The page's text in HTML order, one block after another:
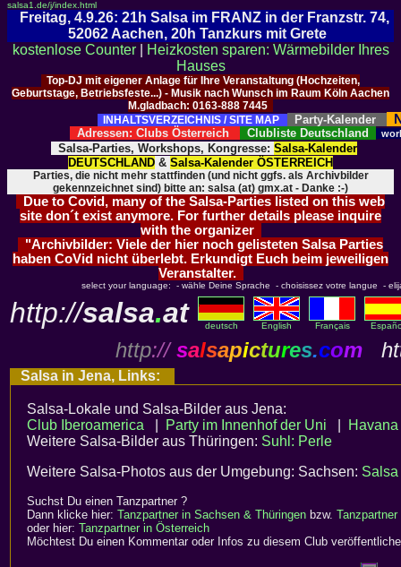
salsa1.de/j/index.html
Freitag, 4.9.26: 21h Salsa im FRANZ in der Franzstr. 74,
52062 Aachen, 20h Tanzkurs mit Grete
kostenlose Counter|
Heizkosten sparen: Wärmebilder Ihres
Hauses
Top-DJ mit eigener Anlage für Ihre Veranstaltung (Hochzeiten,
Geburtstage, Betriebsfeste...) - Musik nach Wunsch im Raum Köln Aachen
M.gladbach: 0163-888 7445
INHALTSVERZEICHNIS / SITE MAP
Party-Kalender
Adressen: Clubs Österreich Clubliste Deutschland
Salsa-Parties, Workshops, Kongresse: Salsa-Kalender
DEUTSCHLAND & Salsa-Kalender ÖSTERREICH
Parties, die nicht mehr stattfinden (und nicht ggfs. als Archivbilder
gekennzeichnet sind) bitte an: salsa (at) gmx.at - Danke :-)
Due to Covid, many of the Salsa-Parties listed on this web
site don´t exist anymore. For further details please inquire
with the organizer
"Archivbilder: Viele der hier noch gelisteten Salsa Parties
haben CoVid nicht überlebt. Erkundigt Euch beim jeweiligen
Veranstalter.
select your language: - wähle Deine Sprache - choisissez votre langue -
http://salsa.at deutsch English Français
http:// salsapictures.com
Salsa in Jena, Links:
Salsa-Lokale und Salsa-Bilder aus Jena:
Club Iberoamerica
Party im Innenhof der Uni Havana
Weitere Salsa-Bilder aus Thüringen: Suhl: Perle
Weitere Salsa-Photos aus der Umgebung: Sachsen:
Suchst Du einen Tanzpartner ?
Dann klicke hier: Tanzpartner in Sachsen & Thüringen bzw.
oder hier: Tanzpartner in Österreich
Möchtest Du einen Kommentar oder Infos zu diesem Club